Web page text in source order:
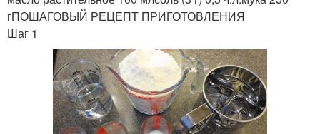
гПОШАГОВЫЙ РЕЦЕПТ ПРИГОТОВЛЕНИЯ
Шаг 1